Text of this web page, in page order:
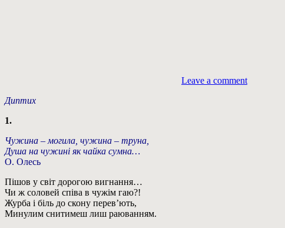
Leave a comment
Диптих
1.
Чужина – могила, чужина – труна,
Душа на чужині як чайка сумна…
О. Олесь
Пішов у світ дорогою вигнання…
Чи ж соловей співа в чужім гаю?!
Журба і біль до скону перев’ють,
Минулим снитимеш лиш раюванням.